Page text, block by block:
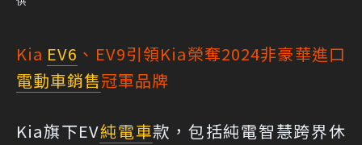
Kia EV6 、EV9引領Kia榮奪2024非豪華進口
電動車銷售冠軍品牌
Kia旗下EV純電車款，包括純電智慧跨界休